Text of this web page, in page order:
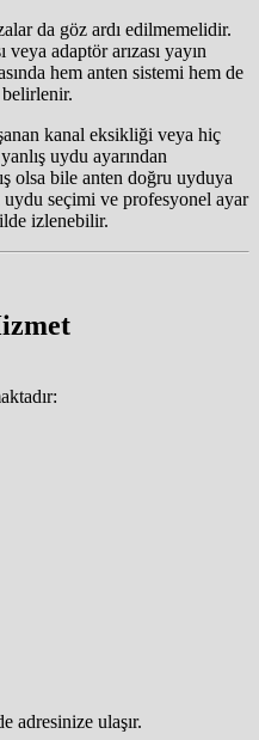
da göz ardı edilmemelidir.
veya adaptör arızası yayın
hem anten sistemi hem de
kanal eksikliği veya hiç
uydu ayarından
olsa bile anten doğru uyduya
uydu seçimi ve profesyonel ayar
izlenebilir.
adresinize ulaşır.